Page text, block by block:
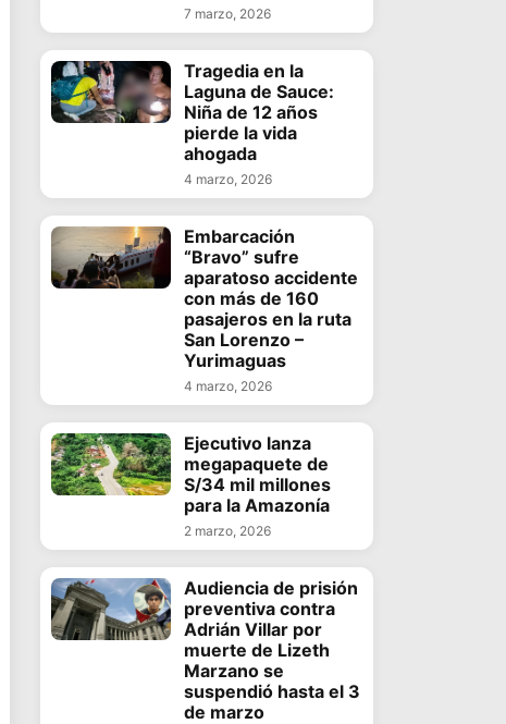
7 marzo, 2026
Tragedia en la
Laguna de Sauce:
Niña de 12 años
pierde la vida
ahogada
4 marzo, 2026
Embarcación
“Bravo” sufre
aparatoso accidente
con más de 160
pasajeros en la ruta
San Lorenzo –
Yurimaguas
4 marzo, 2026
Ejecutivo lanza
megapaquete de
S/34 mil millones
para la Amazonía
2 marzo, 2026
Audiencia de prisión
preventiva contra
Adrián Villar por
muerte de Lizeth
Marzano se
suspendió hasta el 3
de marzo